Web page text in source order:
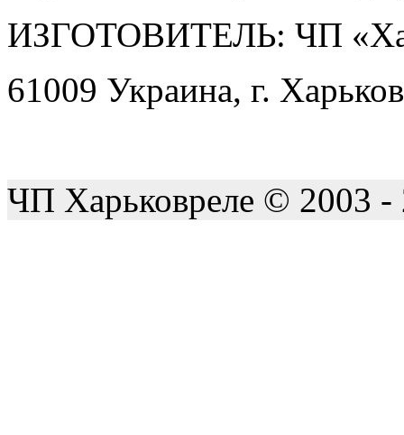
ИЗГОТОВИТЕЛЬ: ЧП
61009 Украина, г.
ЧП Харьковреле © 2003 -